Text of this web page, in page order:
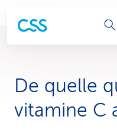
L
n
s
De quelle
vitamine C